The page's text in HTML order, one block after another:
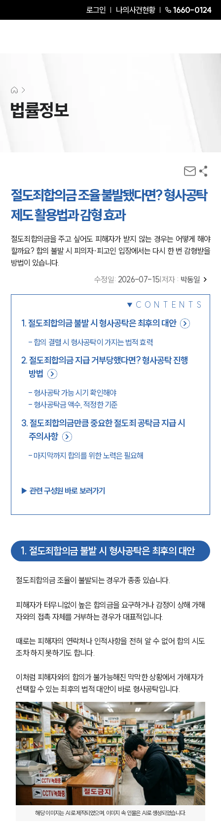
로그인 나의사건현황 1660-0124
법률정보
절도죄합의금 조율 불발됐다면? 형사공탁
제도 활용법과 감형 효과
절도죄합의금을 주고 싶어도 피해자가 받지 않는 경우는 어떻게 해야
할까요? 합의 불발 시 피의자·피고인 입장에서는 다시 한 번 감형받을
방법이 있습니다.
수정일: 2026-07-15 저자 : 박동일
CONTENTS
1.절도죄합의금 불발 시 형사공탁은 최후의 대안
- 합의 결렬 시 형사공탁이 가지는 법적 효력
2.절도죄합의금 지급 거부당했다면? 형사공탁 진행
방법
- 형사공탁 가능 시기 확인해야
- 형사공탁금 액수, 적정한 기준
3.절도죄합의금만큼 중요한 절도죄 공탁금 지급 시
주의사항
- 마지막까지 합의를 위한 노력은 필요해
▶︎ 관련 구성원 바로 보러가기
1. 절도죄합의금 불발 시 형사공탁은 최후의 대안
절도죄합의금 조율이 불발되는 경우가 종종 있습니다.
피해자가 터무니없이 높은 합의금을 요구하거나 감정이 상해 가해
자와의 접촉 자체를 거부하는 경우가 대표적입니다.
때로는 피해자의 연락처나 인적사항을 전혀 알 수 없어 합의 시도
조차 하지 못하기도 합니다.
이처럼 피해자와의 합의가 불가능해진 막막한 상황에서 가해자가
선택할 수 있는 최후의 법적 대안이 바로 형사공탁입니다.
해당 이미지는 AI로 제작되었으며, 이미지 속 인물은 AI로 생성되었습니다.